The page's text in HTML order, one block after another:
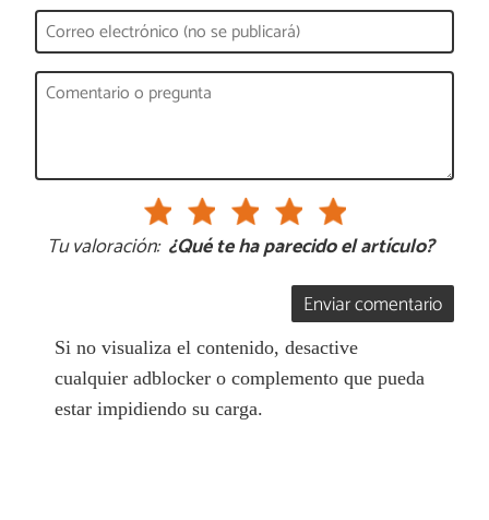
Tu valoración: ¿Qué te ha parecido el artículo?
Enviar comentario
Si no visualiza el contenido, desactive
cualquier adblocker o complemento que pueda
estar impidiendo su carga.